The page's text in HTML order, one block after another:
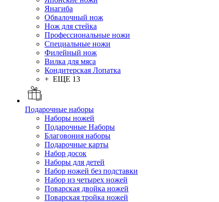
Янагиба
Обвалочный нож
Нож для стейка
Профессиональные ножи
Специальные ножи
Филейный нож
Вилка для мяса
Кондитерская Лопатка
+ ЕЩЕ 13
Подарочные наборы
Наборы ножей
Подарочные Наборы
Благовония наборы
Подарочные карты
Набор досок
Наборы для детей
Набор ножей без подставки
Набор из четырех ножей
Поварская двойка ножей
Поварская тройка ножей